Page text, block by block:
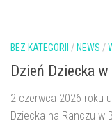
BEZ KATEGORII / NEWS /
Dzień Dziecka
2 czerwca 2026 roku
Dziecka na Ranczu w